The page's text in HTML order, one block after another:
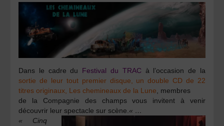
Dans le cadre du Festival du TRAC à l’occasion de la
sortie de leur tout premier disque, un double CD de 22
titres originaux, Les chemineaux de la Lune, membres
de la Compagnie des champs vous invitent à venir
découvrir leur spectacle sur scène.« …
« Cinq